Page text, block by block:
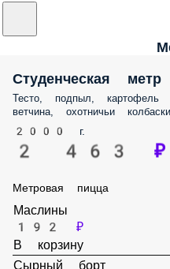
Студенческая метр
Тесто, подпыл,
ветчина, охотничьи
2000 г.
2 463 ₽
Метровая пицца
Маслины
192 ₽
В корзину